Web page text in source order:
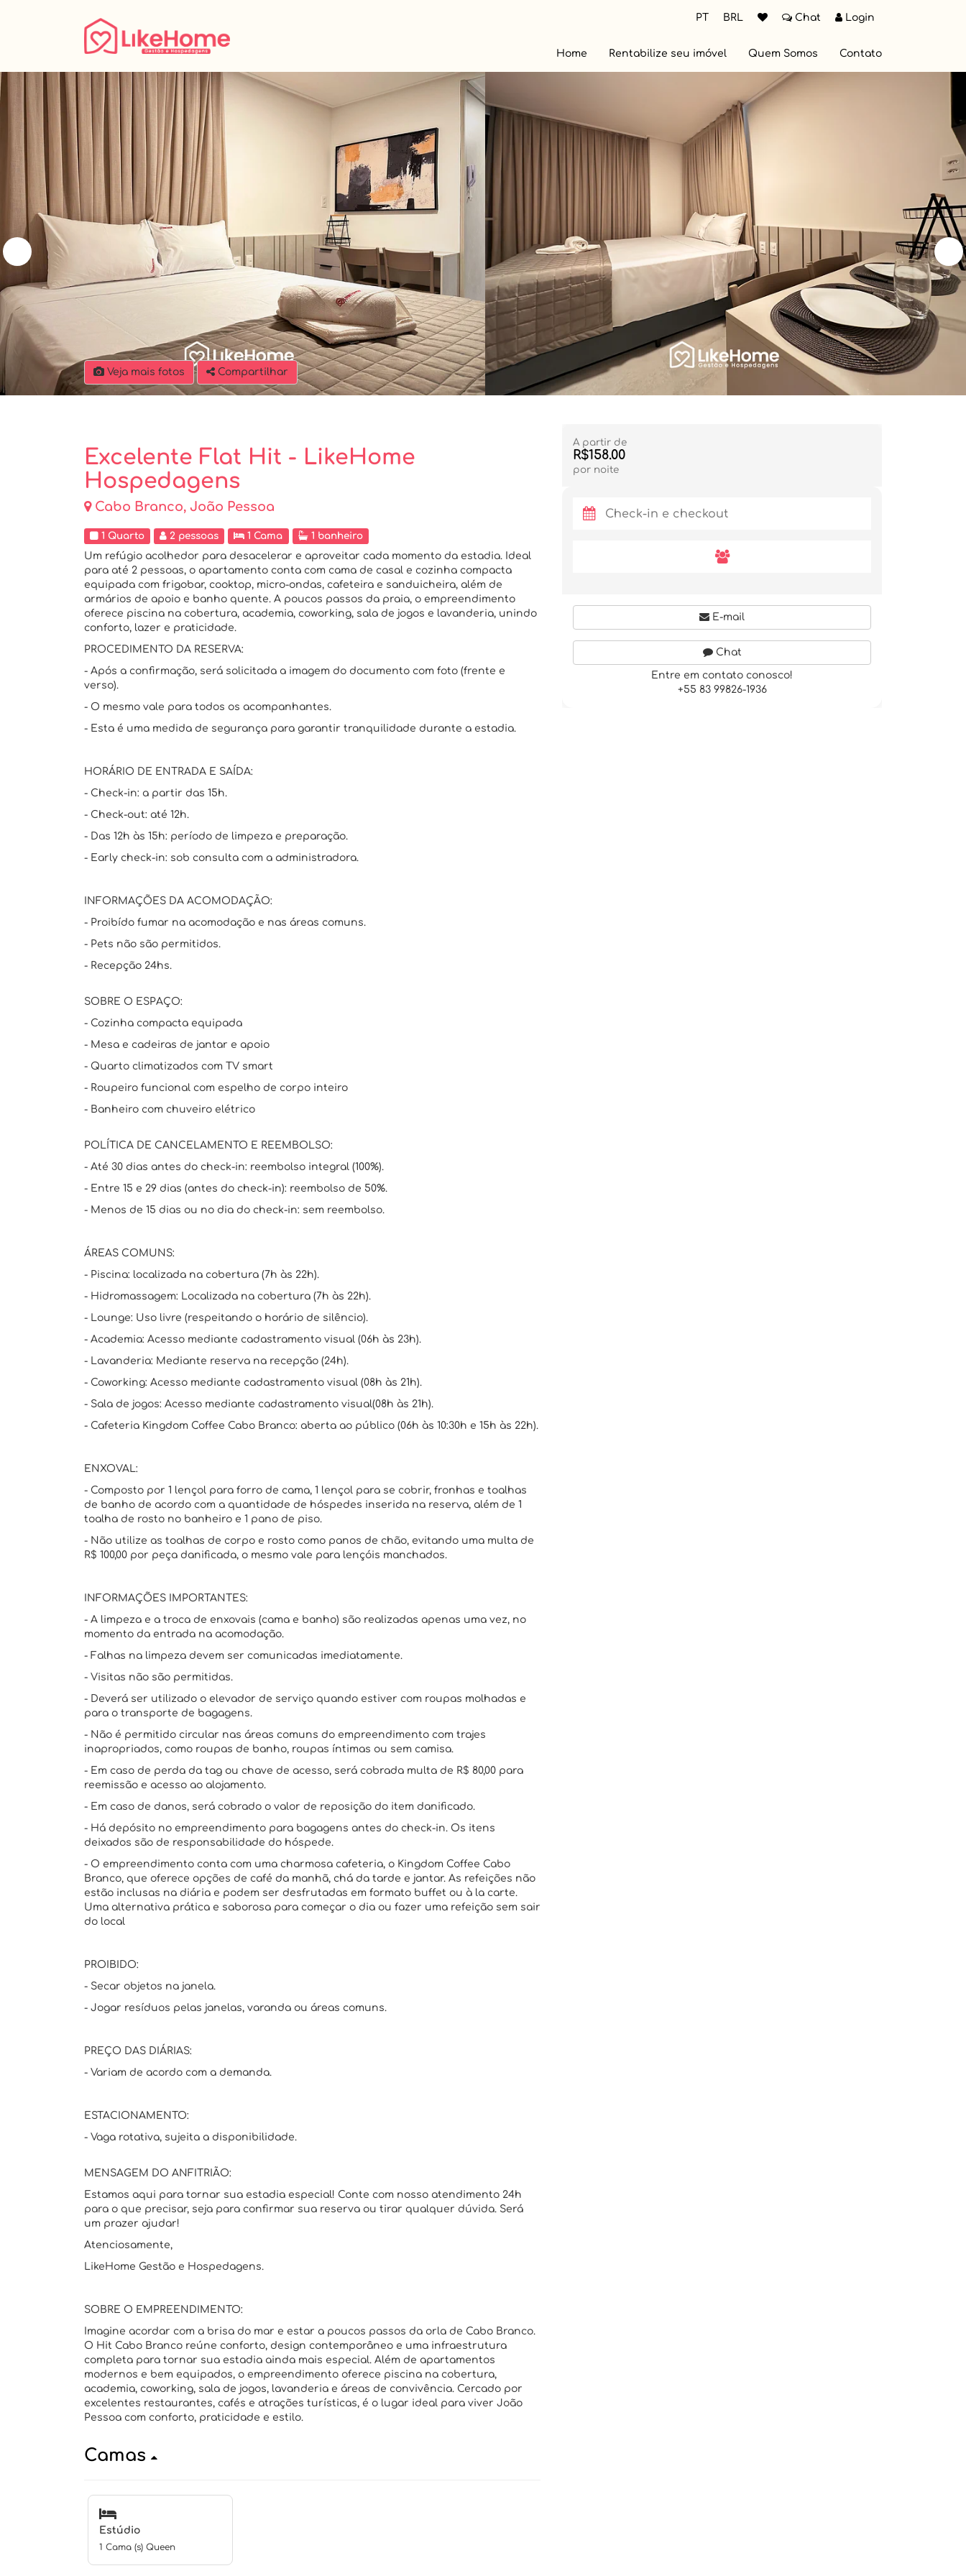
PT BRL Chat Login
Home Rentabilize seu imóvel Quem Somos Contato
Veja mais fotos Compartilhar
Excelente Flat Hit - LikeHome
Hospedagens
Cabo Branco, João Pessoa
1 Quarto 2 pessoas 1 Cama
1 banheiro
Um refúgio acolhedor para desacelerar e aproveitar cada momento da estadia. Ideal
para até 2 pessoas, o apartamento conta com cama de casal e cozinha compacta
equipada com frigobar, cooktop, micro-ondas, cafeteira e sanduicheira, além de
armários de apoio e banho quente. A poucos passos da praia, o empreendimento
oferece piscina na cobertura, academia, coworking, sala de jogos e lavanderia, unindo
conforto, lazer e praticidade.
PROCEDIMENTO DA RESERVA:
- Após a confirmação, será solicitada a imagem do documento com foto (frente e
verso).
- O mesmo vale para todos os acompanhantes.
- Esta é uma medida de segurança para garantir tranquilidade durante a estadia.
HORÁRIO DE ENTRADA E SAÍDA:
- Check-in: a partir das 15h.
- Check-out: até 12h.
- Das 12h às 15h: período de limpeza e preparação.
- Early check-in: sob consulta com a administradora.
INFORMAÇÕES DA ACOMODAÇÃO:
- Proibído fumar na acomodação e nas áreas comuns.
- Pets não são permitidos.
- Recepção 24hs.
SOBRE O ESPAÇO:
- Cozinha compacta equipada
- Mesa e cadeiras de jantar e apoio
- Quarto climatizados com TV smart
- Roupeiro funcional com espelho de corpo inteiro
- Banheiro com chuveiro elétrico
POLÍTICA DE CANCELAMENTO E REEMBOLSO:
- Até 30 dias antes do check-in: reembolso integral (100%).
- Entre 15 e 29 dias (antes do check-in): reembolso de 50%.
- Menos de 15 dias ou no dia do check-in: sem reembolso.
ÁREAS COMUNS:
- Piscina: localizada na cobertura (7h às 22h).
- Hidromassagem: Localizada na cobertura (7h às 22h).
- Lounge: Uso livre (respeitando o horário de silêncio).
- Academia: Acesso mediante cadastramento visual (06h às 23h).
- Lavanderia: Mediante reserva na recepção (24h).
- Coworking: Acesso mediante cadastramento visual (08h às 21h).
- Sala de jogos: Acesso mediante cadastramento visual(08h às 21h).
- Cafeteria Kingdom Coffee Cabo Branco: aberta ao público (06h às 10:30h e 15h às 22h).
ENXOVAL:
- Composto por 1 lençol para forro de cama, 1 lençol para se cobrir, fronhas e toalhas
de banho de acordo com a quantidade de hóspedes inserida na reserva, além de 1
toalha de rosto no banheiro e 1 pano de piso.
- Não utilize as toalhas de corpo e rosto como panos de chão, evitando uma multa de
R$ 100,00 por peça danificada, o mesmo vale para lençóis manchados.
INFORMAÇÕES IMPORTANTES:
- A limpeza e a troca de enxovais (cama e banho) são realizadas apenas uma vez, no
momento da entrada na acomodação.
- Falhas na limpeza devem ser comunicadas imediatamente.
- Visitas não são permitidas.
- Deverá ser utilizado o elevador de serviço quando estiver com roupas molhadas e
para o transporte de bagagens.
- Não é permitido circular nas áreas comuns do empreendimento com trajes
inapropriados, como roupas de banho, roupas íntimas ou sem camisa.
- Em caso de perda da tag ou chave de acesso, será cobrada multa de R$ 80,00 para
reemissão e acesso ao alojamento.
- Em caso de danos, será cobrado o valor de reposição do item danificado.
- Há depósito no empreendimento para bagagens antes do check-in. Os itens
deixados são de responsabilidade do hóspede.
- O empreendimento conta com uma charmosa cafeteria, o Kingdom Coffee Cabo
Branco, que oferece opções de café da manhã, chá da tarde e jantar. As refeições não
estão inclusas na diária e podem ser desfrutadas em formato buffet ou à la carte.
Uma alternativa prática e saborosa para começar o dia ou fazer uma refeição sem sair
do local
PROIBIDO:
- Secar objetos na janela.
- Jogar resíduos pelas janelas, varanda ou áreas comuns.
PREÇO DAS DIÁRIAS:
- Variam de acordo com a demanda.
ESTACIONAMENTO:
- Vaga rotativa, sujeita a disponibilidade.
MENSAGEM DO ANFITRIÃO:
Estamos aqui para tornar sua estadia especial! Conte com nosso atendimento 24h
para o que precisar, seja para confirmar sua reserva ou tirar qualquer dúvida. Será
um prazer ajudar!
Atenciosamente,
LikeHome Gestão e Hospedagens.
SOBRE O EMPREENDIMENTO:
Imagine acordar com a brisa do mar e estar a poucos passos da orla de Cabo Branco.
O Hit Cabo Branco reúne conforto, design contemporâneo e uma infraestrutura
completa para tornar sua estadia ainda mais especial. Além de apartamentos
modernos e bem equipados, o empreendimento oferece piscina na cobertura,
academia, coworking, sala de jogos, lavanderia e áreas de convivência. Cercado por
excelentes restaurantes, cafés e atrações turísticas, é o lugar ideal para viver João
Pessoa com conforto, praticidade e estilo.
Camas
Estúdio
1 Cama (s) Queen
A partir de
R$158.00
por noite
E-mail
Chat
Entre em contato conosco!
+55 83 99826-1936